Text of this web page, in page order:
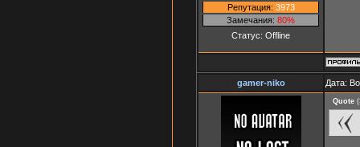
Репутация: 3973
Замечания: 80%
Статус: Offline
gamer-niko Дата:
Quote (